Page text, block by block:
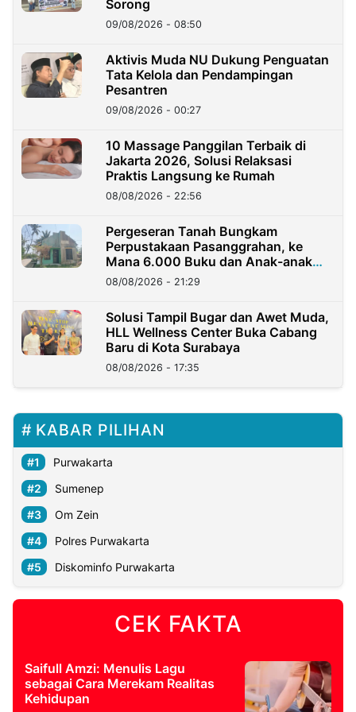
Sorong
09/08/2026 - 08:50
Aktivis Muda NU Dukung Penguatan
Tata Kelola dan Pendampingan
Pesantren
09/08/2026 - 00:27
10 Massage Panggilan Terbaik di
Jakarta 2026, Solusi Relaksasi
Praktis Langsung ke Rumah
08/08/2026 - 22:56
Pergeseran Tanah Bungkam
Perpustakaan Pasanggrahan, ke
Mana 6.000 Buku dan Anak-anak
Kini?
08/08/2026 - 21:29
Solusi Tampil Bugar dan Awet Muda,
HLL Wellness Center Buka Cabang
Baru di Kota Surabaya
08/08/2026 - 17:35
KABAR PILIHAN
Purwakarta
Sumenep
Om Zein
Polres Purwakarta
Diskominfo Purwakarta
CEK FAKTA
Saifull Amzi: Menulis Lagu
sebagai Cara Merekam Realitas
Kehidupan